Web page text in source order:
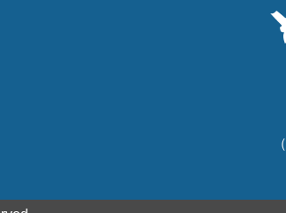
（